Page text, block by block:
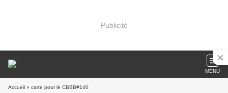
Publicité
MENU
Accueil » carte pour le CBBB#140